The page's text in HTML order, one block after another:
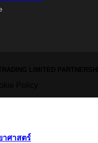
าศาสตร์